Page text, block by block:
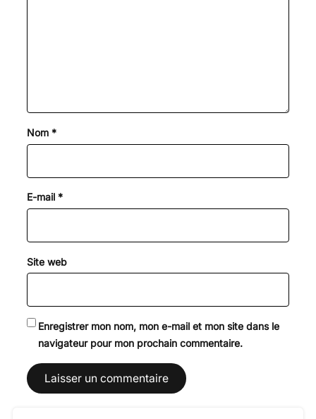
Nom *
E-mail *
Site web
Enregistrer mon nom, mon e-mail et mon site dans le
navigateur pour mon prochain commentaire.